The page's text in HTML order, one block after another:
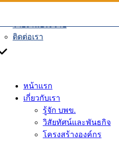
content
รายงานประจำปี
ติดต่อเรา
หน้าแรก
เกี่ยวกับเรา
รู้จัก บพข.
วิสัยทัศน์และพันธกิจ
โครงสร้างองค์กร